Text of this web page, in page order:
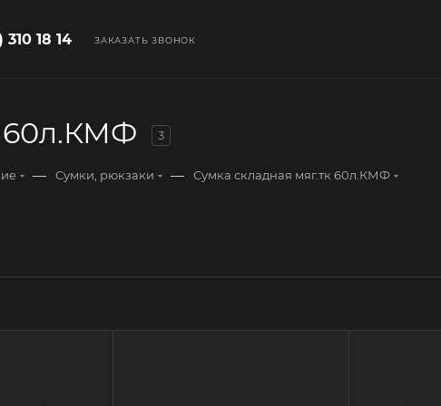
310 18 14 ЗАКАЗАТЬ ЗВОНОК
60л.КМФ 3
— Сумки, рюкзаки — Сумка складная мяг.тк 60л.КМФ